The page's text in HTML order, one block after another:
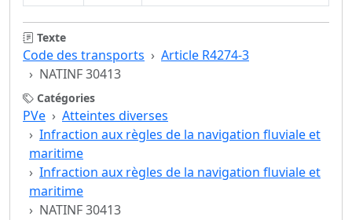
Texte
Code des transports
Article R4274-3
NATINF 30413
Catégories
PVe
Atteintes diverses
Infraction aux règles de la navigation fluviale et
maritime
Infraction aux règles de la navigation fluviale et
maritime
NATINF 30413